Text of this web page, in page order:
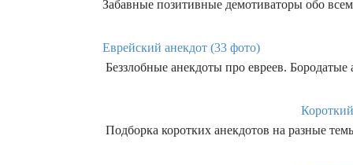
Забавные позитивные демотиваторы обо
Еврейский анекдот (33 фото)
Беззлобные анекдоты про евреев.
Подборка коротких анекдотов на разные